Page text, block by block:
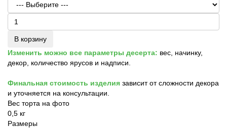
В корзину
Изменить можно все параметры десерта: вес, начинку,
декор, количество ярусов и надписи.
Финальная стоимость изделия зависит от сложности декора
и уточняется на консультации.
Вес торта на фото
0,5 кг
Размеры